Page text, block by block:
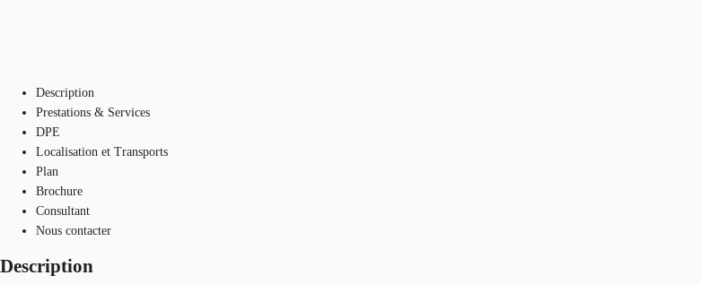
Description
Prestations & Services
DPE
Localisation et Transports
Plan
Brochure
Consultant
Nous contacter
Description